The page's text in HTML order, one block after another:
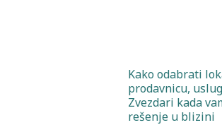
Kako odabrati
prodavnicu,
Zvezdari kada
rešenje u blizini